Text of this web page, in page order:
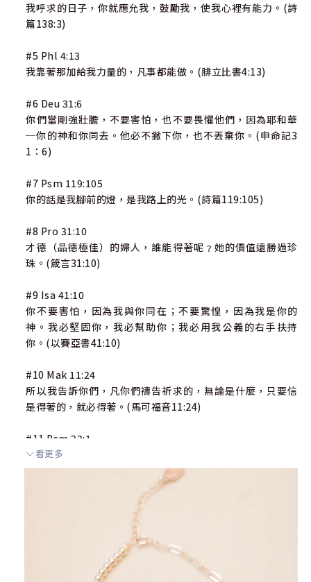
我呼求的日子，你就應允我，鼓勵我，使我心裡有能力。(詩
篇138:3)
#5 Phl 4:13
我靠著那加給我力量的，凡事都能做。(腓立比書4:13)
#6 Deu 31:6
你們當剛強壯膽，不要害怕，也不要畏懼他們，因為耶和華
─你的神和你同去。他必不撇下你，也不丟棄你。(申命記3
1：6)
#7 Psm 119:105
你的話是我腳前的燈，是我路上的光。(詩篇119:105)
#8 Pro 31:10
才德（品德極佳）的婦人，誰能得著呢﹖她的價值遠勝過珍
珠。(箴言31:10)
#9 Isa 41:10
你不要害怕，因為我與你同在；不要驚惶，因為我是你的
神。我必堅固你，我必幫助你；我必用我公義的右手扶持
你。(以賽亞書41:10)
#10 Mak 11:24
所以我告訴你們，凡你們禱告祈求的，無論是什麼，只要信
是得著的，就必得著。(馬可福音11:24)
#11 Psm 23:1
耶和華是我的牧者，我必不致缺乏 。(詩篇23:1)
祂使我躺臥在青草地上，領我在可安歇的水邊。(詩篇23:2)
我留下平安給你們；我將我的平安賜給你們。我所賜的，不
像世人所賜的。你們心裡不要憂愁，也不要膽怯。(約翰福音
看更多